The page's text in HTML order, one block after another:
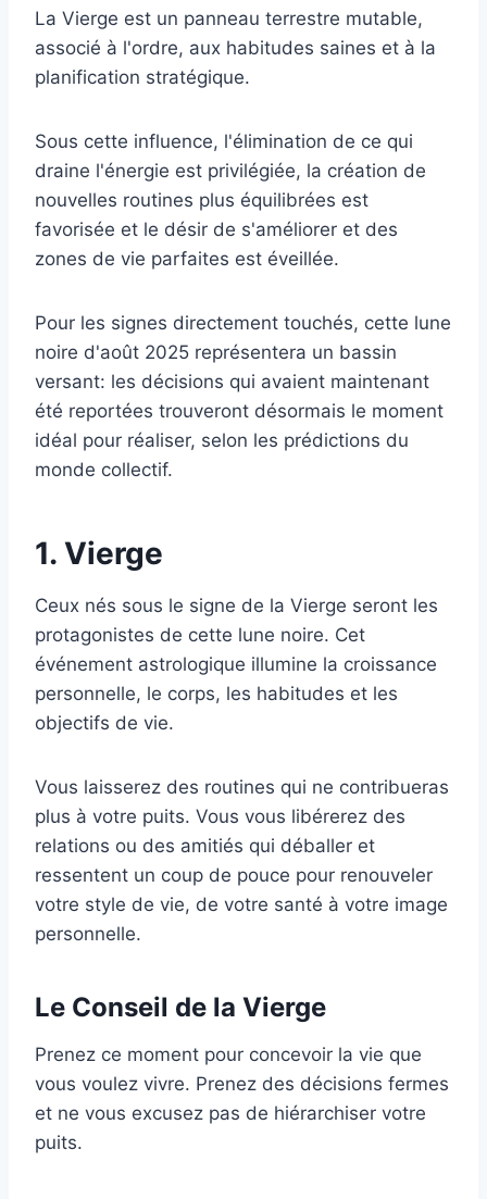
La Vierge est un panneau terrestre mutable,
associé à l'ordre, aux habitudes saines et à la
planification stratégique.
Sous cette influence, l'élimination de ce qui
draine l'énergie est privilégiée, la création de
nouvelles routines plus équilibrées est
favorisée et le désir de s'améliorer et des
zones de vie parfaites est éveillée.
Pour les signes directement touchés, cette lune
noire d'août 2025 représentera un bassin
versant: les décisions qui avaient maintenant
été reportées trouveront désormais le moment
idéal pour réaliser, selon les prédictions du
monde collectif.
1. Vierge
Ceux nés sous le signe de la Vierge seront les
protagonistes de cette lune noire. Cet
événement astrologique illumine la croissance
personnelle, le corps, les habitudes et les
objectifs de vie.
Vous laisserez des routines qui ne contribueras
plus à votre puits. Vous vous libérerez des
relations ou des amitiés qui déballer et
ressentent un coup de pouce pour renouveler
votre style de vie, de votre santé à votre image
personnelle.
Le Conseil de la Vierge
Prenez ce moment pour concevoir la vie que
vous voulez vivre. Prenez des décisions fermes
et ne vous excusez pas de hiérarchiser votre
puits.